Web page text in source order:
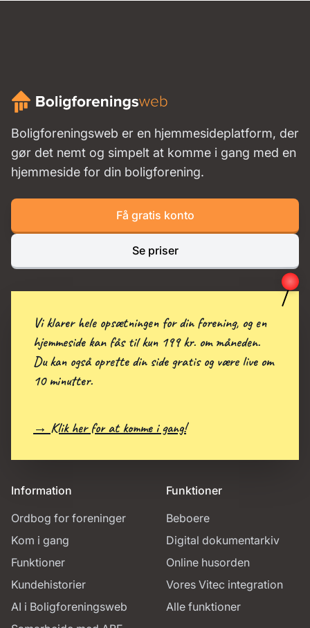
Boligforeningsweb er en hjemmesideplatform, der
gør det nemt og simpelt at komme i gang med en
hjemmeside for din boligforening.
Få gratis konto
Se priser
Information
Ordbog for foreninger
Kom i gang
Funktioner
Kundehistorier
AI i Boligforeningsweb
Funktioner
Beboere
Digital dokumentarkiv
Online husorden
Vores Vitec integration
Alle funktioner
Vi klarer hele opsætningen for din forening, og en
hjemmeside kan fås til kun 199 kr. om måneden.
Du kan også oprette din side gratis og være live om
10 minutter.
→ Klik her for at komme i gang!